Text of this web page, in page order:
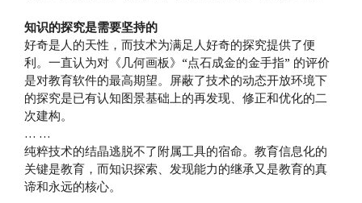
知识的探究是需要坚持的
好奇是人的天性，而技术为满足人好奇的探究提供了便
利。一直认为对《几何画板》“点石成金的金手指” 的评价
是对教育软件的最高期望。屏蔽了技术的动态开放环境下
的探究是已有认知图景基础上的再发现、修正和优化的二
次建构。
… …
纯粹技术的结晶逃脱不了附属工具的宿命。教育信息化的
关键是教育，而知识探索、发现能力的继承又是教育的真
谛和永远的核心。